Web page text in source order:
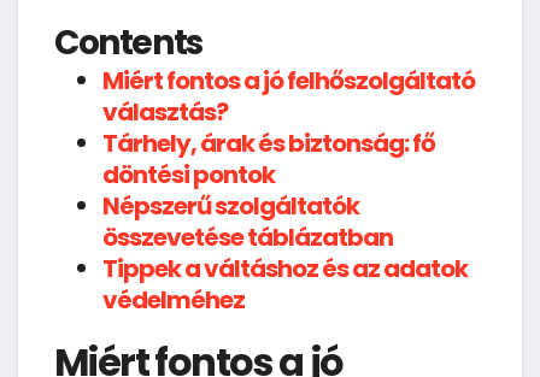
Contents
Miért fontos a jó felhőszolgáltató
választás?
Tárhely, árak és biztonság: fő
döntési pontok
Népszerű szolgáltatók
összevetése táblázatban
Tippek a váltáshoz és az adatok
védelméhez
Miért fontos a jó